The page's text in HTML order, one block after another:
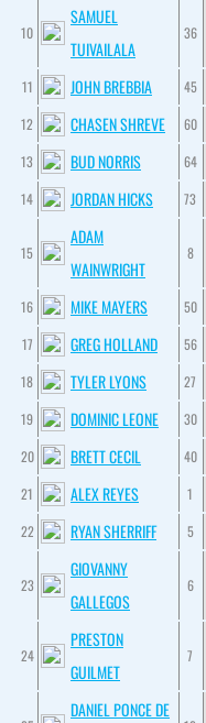
10
SAMUEL
TUIVAILALA
36
11 JOHN BREBBIA 45
12
CHASEN SHREVE 60
13
BUD NORRIS 64
14
JORDAN HICKS 73
15
ADAM
WAINWRIGHT
8
16 MIKE MAYERS 50
17
GREG HOLLAND 56
18
TYLER LYONS 27
19
DOMINIC LEONE 30
20
BRETT CECIL 40
21
ALEX REYES 1
22
RYAN SHERRIFF 5
23
GIOVANNY
GALLEGOS
6
24
PRESTON
GUILMET
7
DANIEL PONCE DE